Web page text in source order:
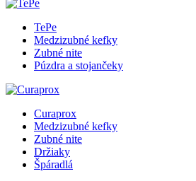
TePe
Medzizubné kefky
Zubné nite
Púzdra a stojančeky
Curaprox
Medzizubné kefky
Zubné nite
Držiaky
Špáradlá